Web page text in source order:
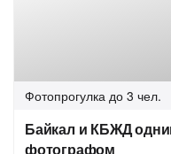
Фотопрогулка до 3 чел.
Байкал и КБЖД
фотографом